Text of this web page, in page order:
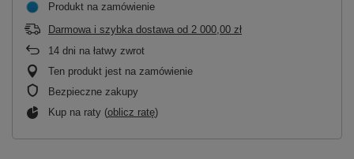
Produkt na zamówienie
Darmowa i szybka dostawa od 2 000,00 zł
14 dni na łatwy zwrot
Ten produkt jest na zamówienie
Bezpieczne zakupy
Kup na raty (oblicz ratę)